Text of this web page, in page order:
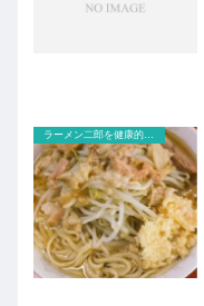
ラーメン二郎を健康的なジロリアンが食べる